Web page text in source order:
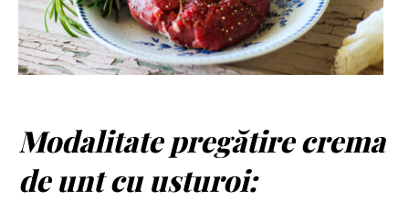
Modalitate pregătire crema
de unt cu usturoi: